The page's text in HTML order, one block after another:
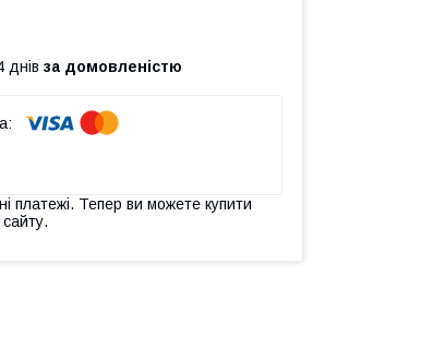
днів за домовленістю
платежі. Тепер ви можете купити